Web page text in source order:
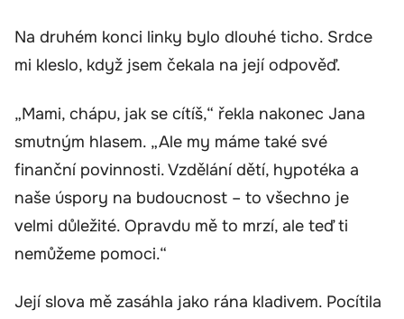
Na druhém konci linky bylo dlouhé ticho. Srdce
mi kleslo, když jsem čekala na její odpověď.
„Mami, chápu, jak se cítíš,“ řekla nakonec Jana
smutným hlasem. „Ale my máme také své
finanční povinnosti. Vzdělání dětí, hypotéka a
naše úspory na budoucnost – to všechno je
velmi důležité. Opravdu mě to mrzí, ale teď ti
nemůžeme pomoci.“
Její slova mě zasáhla jako rána kladivem. Pocítila